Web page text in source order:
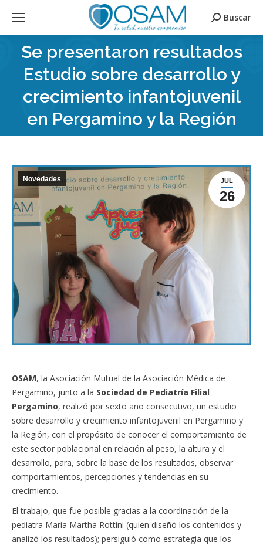
Search:Buscar
Se presentaron resultados
Estudio sobre desarrollo y
crecimiento infantojuvenil
en Pergamino y la Región
JUL
26
Novedades
OSAM, la Asociación Mutual de la Asociación Médica de
Pergamino, junto a la Sociedad de Pediatría Filial
Pergamino, realizó por sexto año consecutivo, un estudio
sobre desarrollo y crecimiento infantojuvenil en Pergamino y
la Región, con el propósito de conocer el comportamiento de
este sector poblacional en relación al peso, la altura y el
desarrollo, para, sobre la base de los resultados, observar
comportamientos, percepciones y tendencias en su
crecimiento.
El trabajo, que fue posible gracias a la coordinación de la
pediatra María Martha Rottini (quien diseñó los contenidos y
analizó los resultados); persiguió como estrategia que los